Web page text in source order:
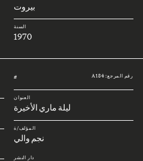
بيروت
السنة
1970
رقم المرجع: A184 #
العنوان
ليلة ماري الأخيرة
المؤلف/ة
نجم والي
دار النشر